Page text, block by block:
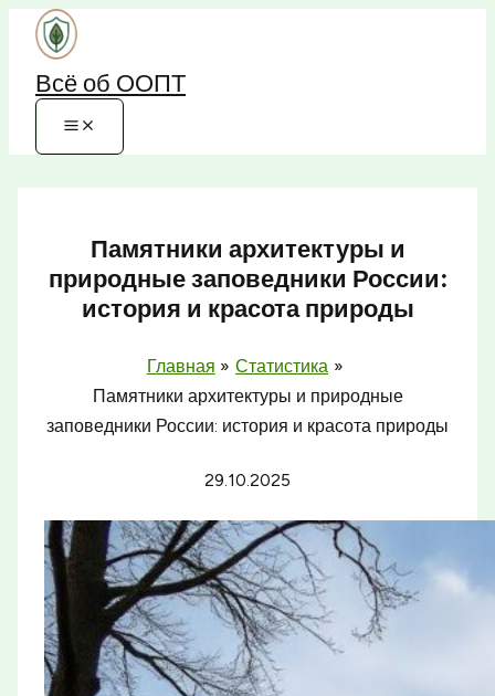
Перейти
содержимому
Всё об ООПТ
Памятники архитектуры и
природные заповедники России:
история и красота природы
Главная
Статистика
Памятники архитектуры и природные
заповедники России: история и красота природы
29.10.2025